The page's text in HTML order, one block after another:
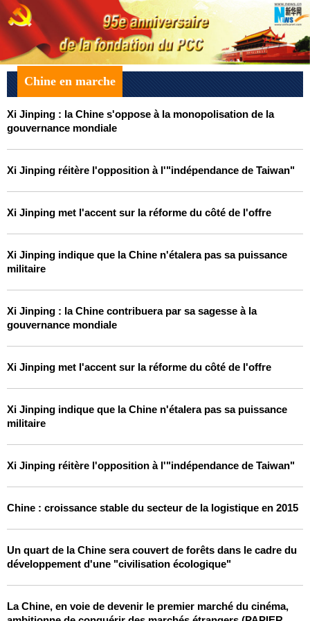
Chine en marche
Xi Jinping : la Chine s'oppose à la monopolisation de la
gouvernance mondiale
Xi Jinping réitère l'opposition à l'"indépendance de Taiwan"
Xi Jinping met l'accent sur la réforme du côté de l'offre
Xi Jinping indique que la Chine n'étalera pas sa puissance
militaire
Xi Jinping : la Chine contribuera par sa sagesse à la
gouvernance mondiale
Xi Jinping met l'accent sur la réforme du côté de l'offre
Xi Jinping indique que la Chine n'étalera pas sa puissance
militaire
Xi Jinping réitère l'opposition à l'"indépendance de Taiwan"
Chine : croissance stable du secteur de la logistique en 2015
Un quart de la Chine sera couvert de forêts dans le cadre du
développement d'une "civilisation écologique"
La Chine, en voie de devenir le premier marché du cinéma,